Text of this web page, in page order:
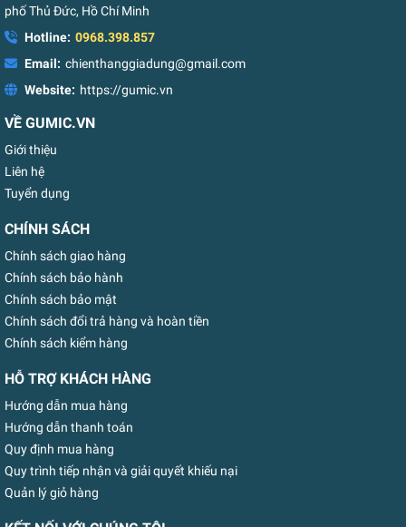
phố Thủ Đức, Hồ Chí Minh
Hotline: 0968.398.857
Email: chienthanggiadung@gmail.com
Website: https://gumic.vn
VỀ GUMIC.VN
Giới thiệu
Liên hệ
Tuyển dụng
CHÍNH SÁCH
Chính sách giao hàng
Chính sách bảo hành
Chính sách bảo mật
Chính sách đổi trả hàng và hoàn tiền
Chính sách kiểm hàng
HỖ TRỢ KHÁCH HÀNG
Hướng dẫn mua hàng
Hướng dẫn thanh toán
Quy định mua hàng
Quy trình tiếp nhận và giải quyết khiếu nại
Quản lý giỏ hàng